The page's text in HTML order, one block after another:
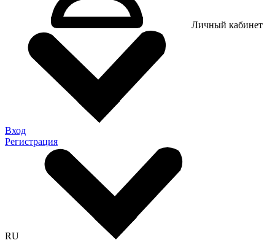
Личный кабинет
Вход
Регистрация
RU